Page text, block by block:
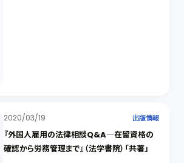
2020/03/19 出版情報
『外国人雇用の法律相談Q&A―在留資格の
確認から労務管理まで』（法学書院）「共著」